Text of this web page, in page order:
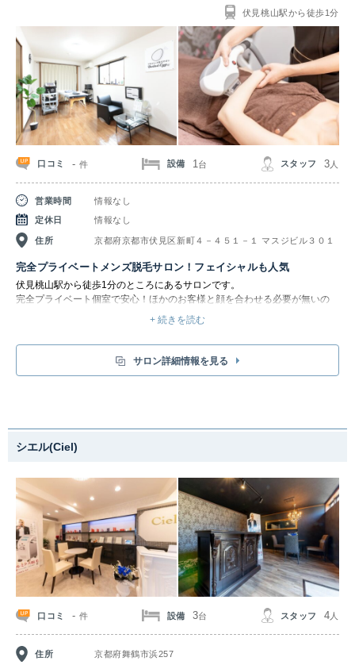
伏見桃山駅から徒歩1分
口コミ -件 設備 1 台 スタッフ 3 人
営業時間
情報なし
定休日
情報なし
住所 京都府京都市伏見区新町４－４５１－１ マスジビル３０１
完全プライベートメンズ脱毛サロン！フェイシャルも人気
伏見桃山駅から徒歩1分のところにあるサロンです。
完全プライベート個室で安心！ほかのお客様と顔を合わせる必要が無いの
で、メンズ脱毛デビューのお客様にもおすすめです。「脱毛が初めてで何か
ら始めたらいいのか分からない…」という方にも、丁寧なカウンセリングで
対応してもらえます。何でも気軽に相談してみましょう。
+ 続きを読む
サロン詳細情報を見る
シエル(Ciel)
口コミ -件 設備 3台 スタッフ 4 人
住所 京都府舞鶴市浜257